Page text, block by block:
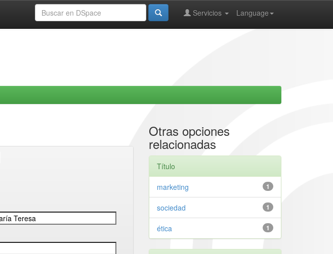
Language
Servicios
Otras opciones
relacionadas
Título
1
marketing
1
sociedad
1
ética